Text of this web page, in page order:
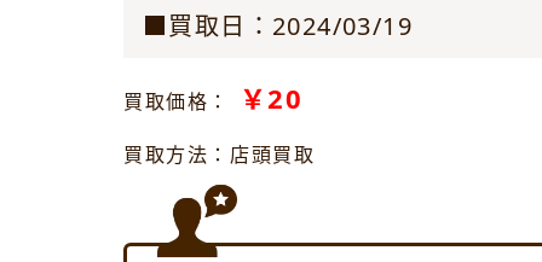
■買取日：2024/03/19
買取価格： ￥20
買取方法：店頭買取